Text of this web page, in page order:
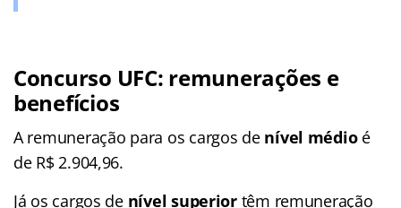
Concurso UFC: remunerações e
benefícios
A remuneração para os cargos de nível médioé
de R$ 2.904,96.
Já os cargos de nível superiortêm remuneração